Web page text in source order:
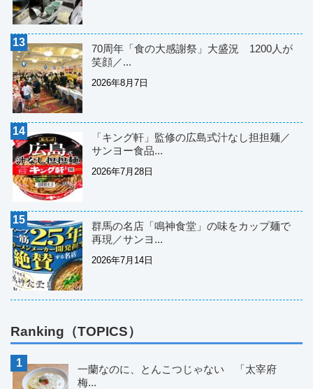
70周年「食の大感謝祭」大盛況 1200人が
笑顔／...
2026年8月7日
「キング軒」監修の広島式汁なし担担麺／
サンヨー食品...
2026年7月28日
群馬の名店「鳴神食堂」の味をカップ麺で
再現／サンヨ...
2026年7月14日
Ranking（TOPICS）
一蘭なのに、とんこつじゃない 「太宰府
梅...